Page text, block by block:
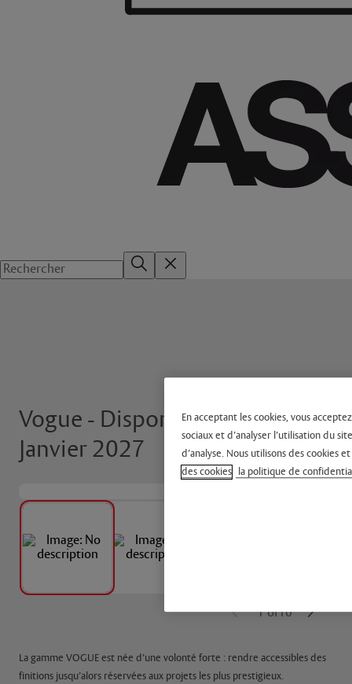
Vogue - Disponibilité
Janvier 2027
La gamme VOGUE est née d’une volonté forte : rendre accessibles des
finitions jusqu’alors réservées aux projets les plus prestigieux.
1 of10
En acceptant les cookies, vous
sociaux et d’analyser l’utilisation du
d’analyse. Nous utilisons des cookies
des cookies la politique de